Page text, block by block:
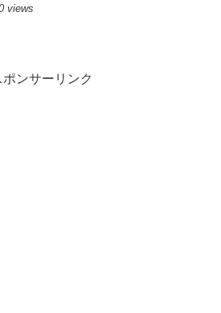
views
ポンサーリンク